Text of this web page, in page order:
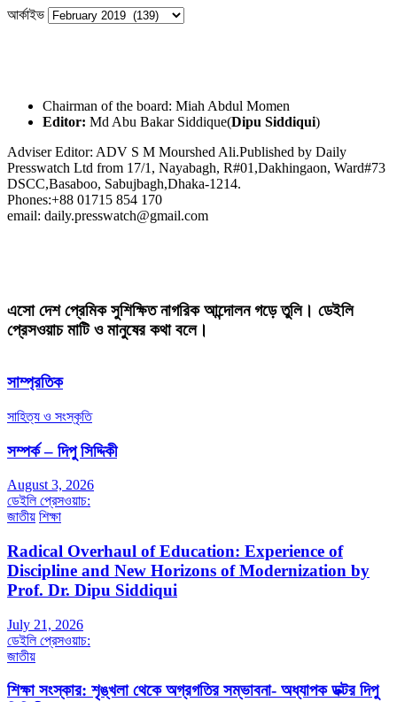
আর্কাইভ
Chairman of the board: Miah Abdul Momen
Editor: Md Abu Bakar Siddique(Dipu Siddiqui)
Adviser Editor: ADV S M Mourshed Ali.Published by Daily
Presswatch Ltd from 17/1, Nayabagh, R#01,Dakhingaon, Ward#73
DSCC,Basaboo, Sabujbagh,Dhaka-1214.
Phones:+88 01715 854 170
email: daily.presswatch@gmail.com
এসো দেশ প্রেমিক সুশিক্ষিত নাগরিক আন্দোলন গড়ে তুলি। ডেইলি
প্রেসওয়াচ মাটি ও মানুষের কথা বলে।
সাম্প্রতিক
সাহিত্য ও সংস্কৃতি
সম্পর্ক – দিপু সিদ্দিকী
August 3, 2026
ডেইলি প্রেসওয়াচ:
জাতীয় শিক্ষা
Radical Overhaul of Education: Experience of
Discipline and New Horizons of Modernization by
Prof. Dr. Dipu Siddiqui
July 21, 2026
ডেইলি প্রেসওয়াচ:
জাতীয়
শিক্ষা সংস্কার: শৃঙ্খলা থেকে অগ্রগতির সম্ভাবনা- অধ্যাপক ডক্টর দিপু